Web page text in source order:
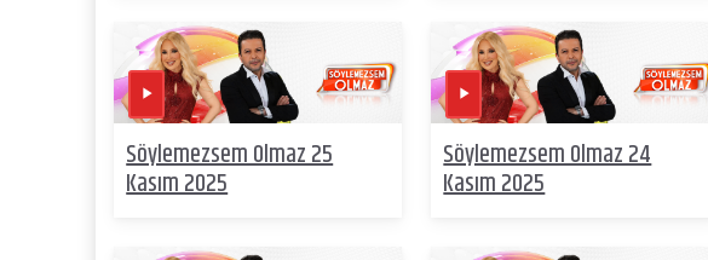
Söylemezsem Olmaz 25
Kasım 2025
Söylemezsem Olmaz 24
Kasım 2025